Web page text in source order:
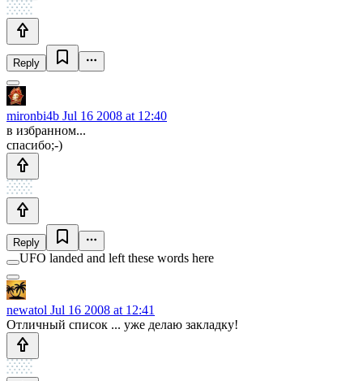
Reply
mironbi4b Jul 16 2008 at 12:40
в избранном...
спасибо;-)
Reply
UFO landed and left these words here
newatol Jul 16 2008 at 12:41
Отличный список ... уже делаю закладку!